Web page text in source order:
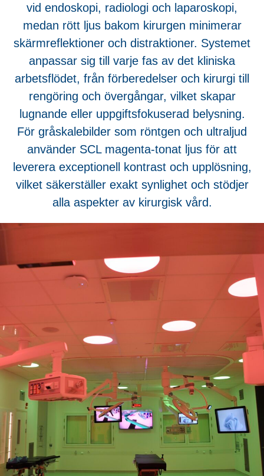
vid endoskopi, radiologi och laparoskopi,
medan rött ljus bakom kirurgen minimerar
skärmreflektioner och distraktioner. Systemet
anpassar sig till varje fas av det kliniska
arbetsflödet, från förberedelser och kirurgi till
rengöring och övergångar, vilket skapar
lugnande eller uppgiftsfokuserad belysning.
För gråskalebilder som röntgen och ultraljud
använder SCL magenta-tonat ljus för att
leverera exceptionell kontrast och upplösning,
vilket säkerställer exakt synlighet och stödjer
alla aspekter av kirurgisk vård.